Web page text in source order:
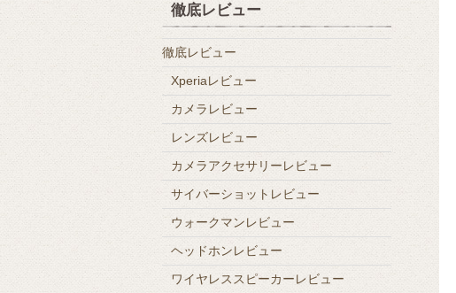
徹底レビュー
徹底レビュー
Xperiaレビュー
カメラレビュー
レンズレビュー
カメラアクセサリーレビュー
サイバーショットレビュー
ウォークマンレビュー
ヘッドホンレビュー
ワイヤレススピーカーレビュー